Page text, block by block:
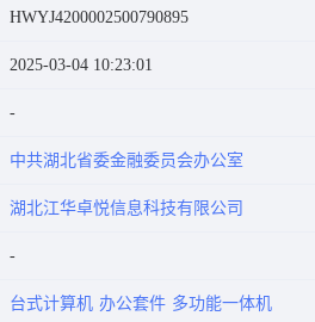
HWYJ4200002500790895
2025-03-04 10:23:01
中共湖北省委金融委员会办公室
湖北江华卓悦信息科技有限公司
台式计算机 办公套件 多功能一体机